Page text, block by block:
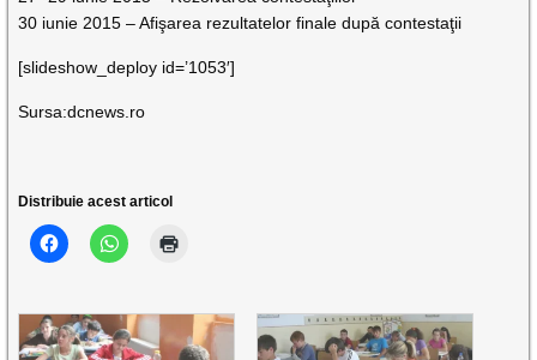
30 iunie 2015 – Afişarea rezultatelor finale după contestaţii
[slideshow_deploy id=’1053′]
Sursa:dcnews.ro
Distribuie acest articol